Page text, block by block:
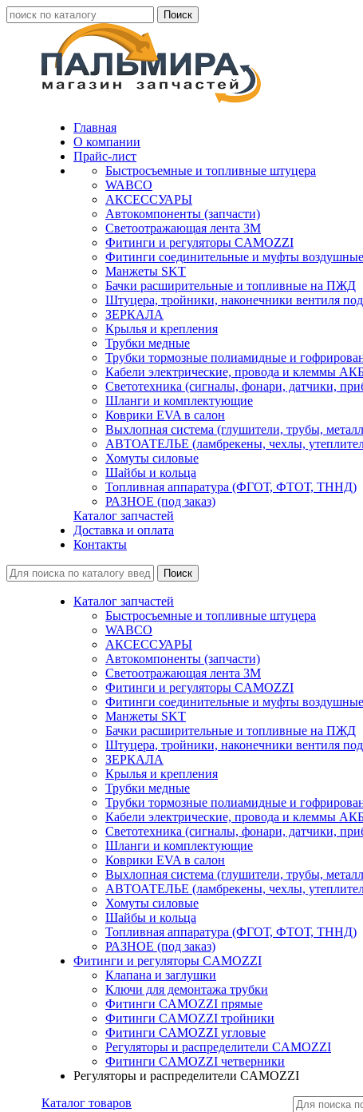
Главная
О компании
Прайс-лист
Быстросъемные и топливные штуцера
WABCO
АКСЕССУАРЫ
Автокомпоненты (запчасти)
Светоотражающая лента 3М
Фитинги и регуляторы CAMOZZI
Фитинги соединительные и муфты воздушные
Манжеты SKT
Бачки расширительные и топливные на ПЖД
Штуцера, тройники, наконечники вентиля
ЗЕРКАЛА
Крылья и крепления
Трубки медные
Трубки тормозные полиамидные и
Кабели электрические, провода и клеммы
Светотехника (сигналы, фонари, датчики,
Шланги и комплектующие
Коврики EVA в салон
Выхлопная система (глушители, трубы,
АВТОАТЕЛЬЕ (ламбрекены, чехлы,
Хомуты силовые
Шайбы и кольца
Топливная аппаратура (ФГОТ, ФТОТ, ТННД)
РАЗНОЕ (под заказ)
Каталог запчастей
Доставка и оплата
Контакты
Каталог запчастей
Быстросъемные и топливные штуцера
WABCO
АКСЕССУАРЫ
Автокомпоненты (запчасти)
Светоотражающая лента 3М
Фитинги и регуляторы CAMOZZI
Фитинги соединительные и муфты воздушные
Манжеты SKT
Бачки расширительные и топливные на ПЖД
Штуцера, тройники, наконечники вентиля
ЗЕРКАЛА
Крылья и крепления
Трубки медные
Трубки тормозные полиамидные и
Кабели электрические, провода и клеммы
Светотехника (сигналы, фонари, датчики,
Шланги и комплектующие
Коврики EVA в салон
Выхлопная система (глушители, трубы,
АВТОАТЕЛЬЕ (ламбрекены, чехлы,
Хомуты силовые
Шайбы и кольца
Топливная аппаратура (ФГОТ, ФТОТ, ТННД)
РАЗНОЕ (под заказ)
Фитинги и регуляторы CAMOZZI
Клапана и заглушки
Ключи для демонтажа трубки
Фитинги CAMOZZI прямые
Фитинги CAMOZZI тройники
Фитинги CAMOZZI угловые
Регуляторы и распределители CAMOZZI
Фитинги CAMOZZI четверники
Регуляторы и распределители CAMOZZI
Каталог товаров